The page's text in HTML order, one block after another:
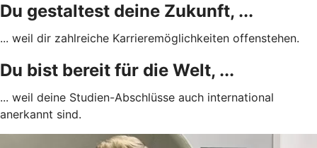
Du gestaltest deine Zukunft, ...
... weil dir zahlreiche Karrieremöglichkeiten offenstehen.
Du bist bereit für die Welt, ...
... weil deine Studien-Abschlüsse auch international
anerkannt sind.